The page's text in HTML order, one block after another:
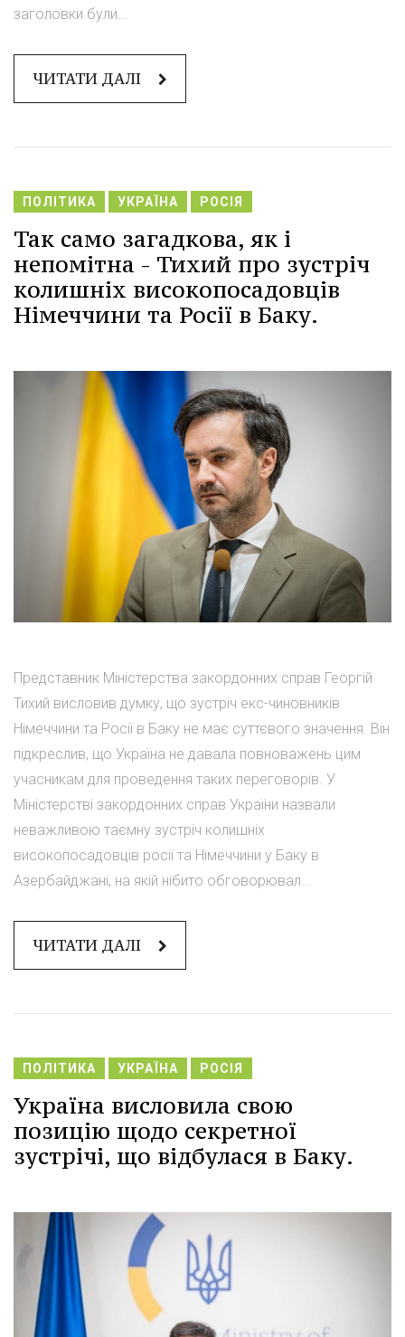
заголовки були...
ЧИТАТИ ДАЛІ
ПОЛІТИКА УКРАЇНА РОСІЯ
Так само загадкова, як і
непомітна - Тихий про зустріч
колишніх високопосадовців
Німеччини та Росії в Баку.
Представник Міністерства закордонних справ Георгій
Тихий висловив думку, що зустріч екс-чиновників
Німеччини та Росії в Баку не має суттєвого значення. Він
підкреслив, що Україна не давала повноважень цим
учасникам для проведення таких переговорів. У
Міністерстві закордонних справ України назвали
неважливою таємну зустріч колишніх
високопосадовців росії та Німеччини у Баку в
Азербайджані, на якій нібито обговорювал...
ЧИТАТИ ДАЛІ
ПОЛІТИКА УКРАЇНА РОСІЯ
Україна висловила свою
позицію щодо секретної
зустрічі, що відбулася в Баку.